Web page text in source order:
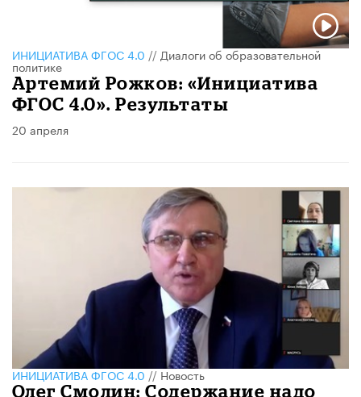
ИНИЦИАТИВА ФГОС 4.0 // Диалоги об образовательной
политике
Артемий Рожков: «Инициатива
ФГОС 4.0». Результаты
20 апреля
ИНИЦИАТИВА ФГОС 4.0//Новость
Олег Смолин: Содержание надо